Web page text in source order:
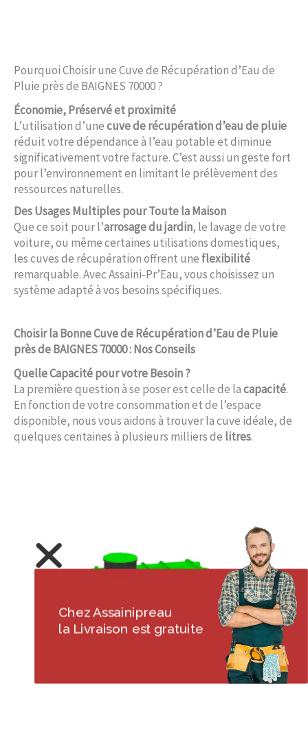
Pourquoi Choisir une Cuve de Récupération d’Eau de
Pluie près de BAIGNES 70000 ?
Économie, Préservé et proximité
L’utilisation d’unecuve de récupération d’eau de pluie
réduit votre dépendance à l’eau potable et diminue
significativement votre facture. C’est aussi un geste fort
pour l’environnement en limitant le prélèvement des
ressources naturelles.
Des Usages Multiples pour Toute la Maison
Que ce soit pour l’arrosage du jardin, le lavage de votre
voiture, ou même certaines utilisations domestiques,
les cuves de récupération offrent une flexibilité
remarquable. Avec Assaini-Pr’Eau, vous choisissez un
système adapté à vos besoins spécifiques.
Choisir la Bonne Cuve de Récupération d’Eau de Pluie
près de BAIGNES 70000 : Nos Conseils
Quelle Capacité pour votre Besoin ?
La première question à se poser est celle de lacapacité.
En fonction de votre consommation et de l’espace
disponible, nous vous aidons à trouver la cuve idéale, de
quelques centaines à plusieurs milliers de litres.
Chez Assainipreau
la Livraison est gratuite